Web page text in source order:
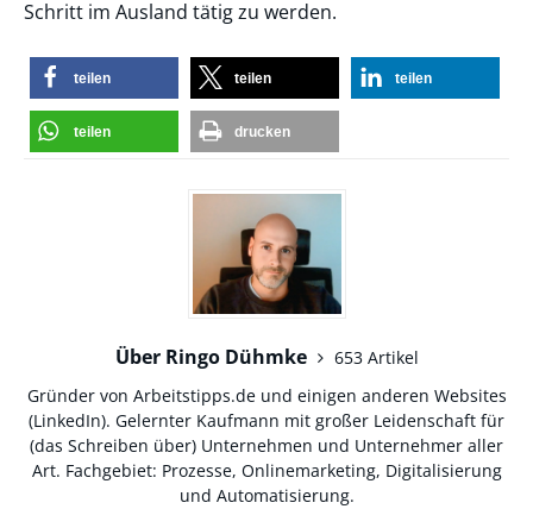
Schritt im Ausland tätig zu werden.
teilen teilen teilen
teilen drucken
Über Ringo Dühmke
653 Artikel
Gründer von Arbeitstipps.de und einigen anderen Websites
(LinkedIn). Gelernter Kaufmann mit großer Leidenschaft für
(das Schreiben über) Unternehmen und Unternehmer aller
Art. Fachgebiet: Prozesse, Onlinemarketing, Digitalisierung
und Automatisierung.